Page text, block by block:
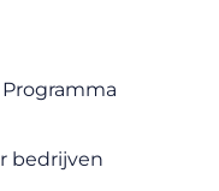
bedrijven